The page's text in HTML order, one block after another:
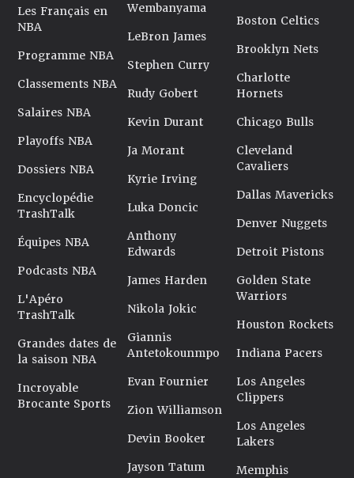
Les Français en
NBA
Programme NBA
Classements NBA
Salaires NBA
Playoffs NBA
Dossiers NBA
Encyclopédie
TrashTalk
Équipes NBA
Podcasts NBA
L'Apéro
TrashTalk
Grandes dates de
la saison NBA
Incroyable
Brocante Sports
Wembanyama
LeBron James
Stephen Curry
Rudy Gobert
Kevin Durant
Ja Morant
Kyrie Irving
Luka Doncic
Anthony
Edwards
James Harden
Nikola Jokic
Giannis
Antetokounmpo
Evan Fournier
Zion Williamson
Devin Booker
Jayson Tatum
Boston Celtics
Brooklyn Nets
Charlotte
Hornets
Chicago Bulls
Cleveland
Cavaliers
Dallas Mavericks
Denver Nuggets
Detroit Pistons
Golden State
Warriors
Houston Rockets
Indiana Pacers
Los Angeles
Clippers
Los Angeles
Lakers
Memphis